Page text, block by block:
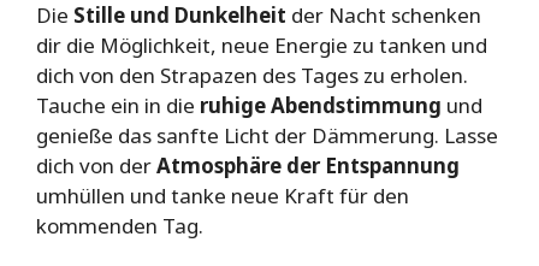
Die Stille und Dunkelheit der Nacht schenken
dir die Möglichkeit, neue Energie zu tanken und
dich von den Strapazen des Tages zu erholen.
Tauche ein in die ruhige Abendstimmung und
genieße das sanfte Licht der Dämmerung. Lasse
dich von derAtmosphäre der Entspannung
umhüllen und tanke neue Kraft für den
kommenden Tag.